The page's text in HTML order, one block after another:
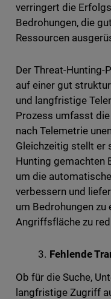
verringert die
Bedrohungen, die
Ressourcen
Der Threat-Hunting-
auf einer gut
und langfristige
Prozess umfasst
nach Telemetrie
Gleichzeitig stellt er
Hunting gemachten
um die
verbessern und
um Bedrohungen
Angriffsfläche zu
Fehlende
Ob für die Suche,
langfristige Zugriff